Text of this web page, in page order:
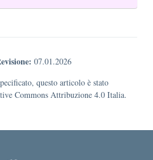
07.01.2026
questo articolo è stato
Commons Attribuzione 4.0 Italia.